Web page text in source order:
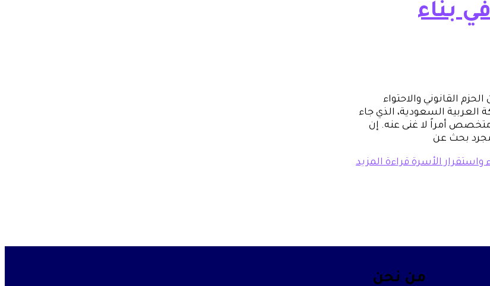
بناء
القانوني والاحتواء
السعودية، الذي جاء
متخصص أمراً لا غنى عنه. إن
بحث عن
الأسرةقراءة المزيد
من نحن